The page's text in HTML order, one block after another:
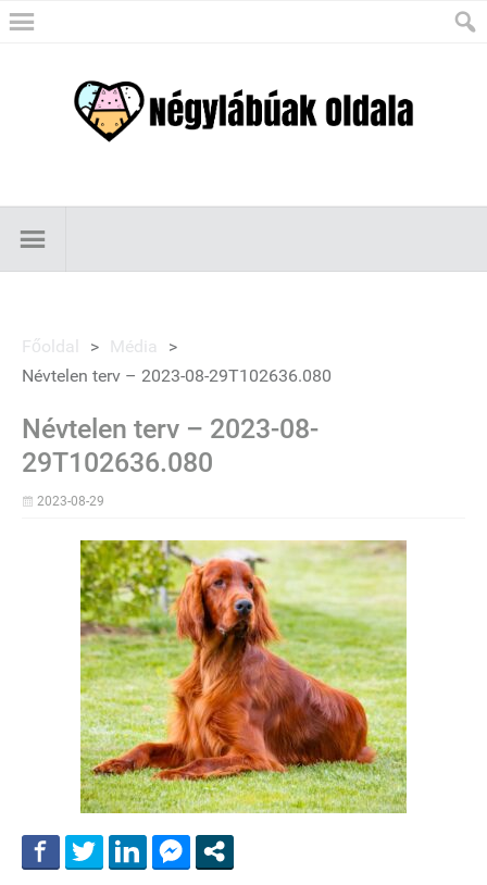
Főoldal > Média
>
Névtelen terv – 2023-08-29T102636.080
Névtelen terv – 2023-08-
29T102636.080
2023-08-29